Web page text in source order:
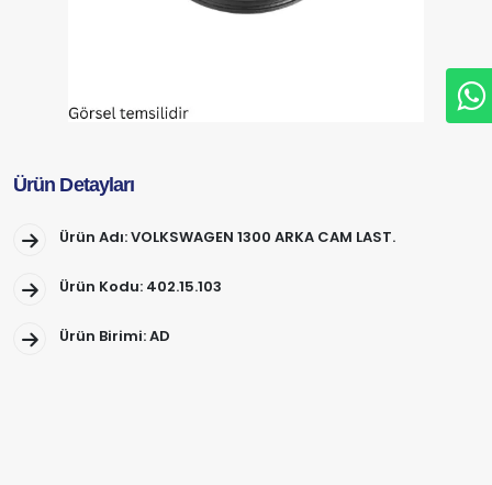
Ürün Detayları
Ürün Adı: VOLKSWAGEN 1300 ARKA CAM LAST.
Ürün Kodu: 402.15.103
Ürün Birimi: AD